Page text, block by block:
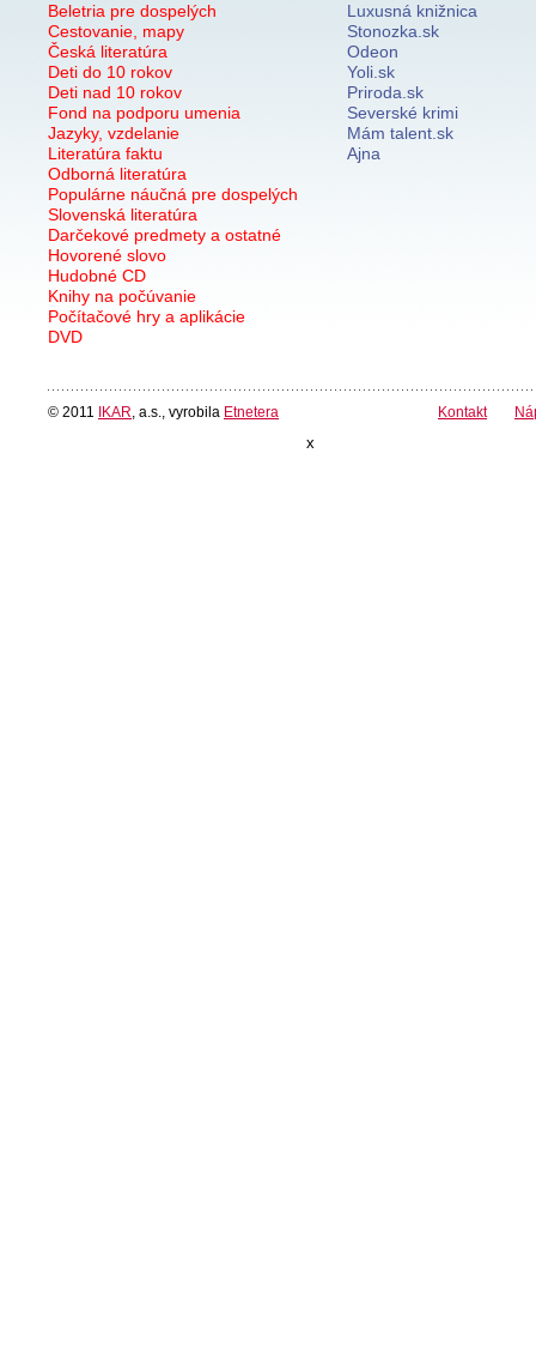
Beletria pre dospelých
Cestovanie, mapy
Česká literatúra
Deti do 10 rokov
Deti nad 10 rokov
Fond na podporu umenia
Jazyky, vzdelanie
Literatúra faktu
Odborná literatúra
Populárne náučná pre dospelých
Slovenská literatúra
Darčekové predmety a ostatné
Hovorené slovo
Hudobné CD
Knihy na počúvanie
Počítačové hry a aplikácie
DVD
Luxusná knižnica
Stonozka.sk
Odeon
Yoli.sk
Priroda.sk
Severské krimi
Mám talent.sk
Ajna
© 2011 IKAR , a.s., vyrobila Etnetera Kontakt
x